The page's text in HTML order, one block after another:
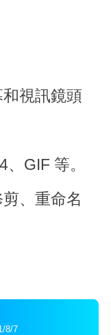
視訊鏡頭
GIF 等。
、重命名
8/7